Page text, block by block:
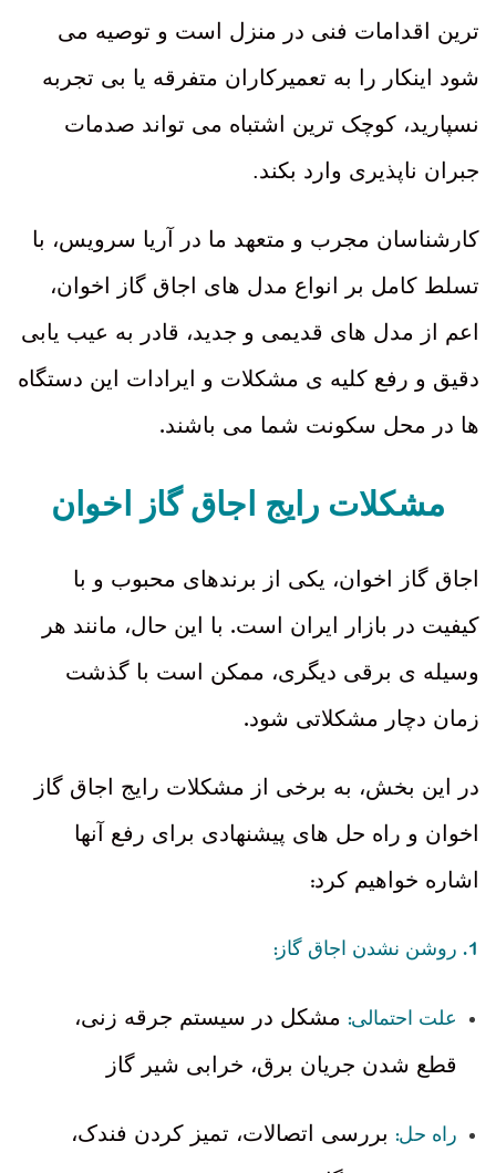
ترین اقدامات فنی در منزل است و توصیه می
شود اینکار را به تعمیرکاران متفرقه یا بی تجربه
نسپارید، کوچک ترین اشتباه می تواند صدمات
جبران ناپذیری وارد بکند.
کارشناسان مجرب و متعهد ما در آریا سرویس، با
تسلط کامل بر انواع مدل های اجاق گاز اخوان،
اعم از مدل های قدیمی و جدید، قادر به عیب یابی
دقیق و رفع کلیه ی مشکلات و ایرادات این دستگاه
ها در محل سکونت شما می باشند.
مشکلات رایج اجاق گاز اخوان
اجاق گاز اخوان، یکی از برندهای محبوب و با
کیفیت در بازار ایران است. با این حال، مانند هر
وسیله ی برقی دیگری، ممکن است با گذشت
زمان دچار مشکلاتی شود.
در این بخش، به برخی از مشکلات رایج اجاق گاز
اخوان و راه حل های پیشنهادی برای رفع آنها
اشاره خواهیم کرد:
1. روشن نشدن اجاق گاز:
علت احتمالی: مشکل در سیستم جرقه زنی،
قطع شدن جریان برق، خرابی شیر گاز
راه حل: بررسی اتصالات، تمیز کردن فندک،